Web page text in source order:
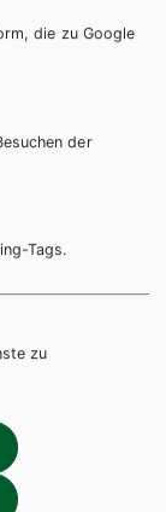
Link, BMBWF;
die zu Google
der
Tags.
zu